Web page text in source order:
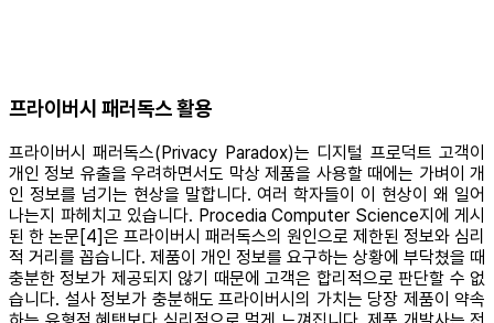
프라이버시 패러독스 활용
프라이버시 패러독스(Privacy Paradox)는 디지털 프로덕트 고객이
개인 정보 유출을 우려하면서도 막상 제품을 사용할 때에는 가벼이 개
인 정보를 넘기는 현상을 말합니다. 여러 학자들이 이 현상이 왜 일어
나는지 파헤치고 있습니다. Procedia Computer Science지에 게시
된 한 논문[4]은 프라이버시 패러독스의 원인으로 제한된 정보와 심리
적 거리를 꼽습니다. 제품이 개인 정보를 요구하는 상황에 부닥쳤을 때
충분한 정보가 제공되지 않기 때문에 고객은 합리적으로 판단할 수 없
습니다. 설사 정보가 충분해도 프라이버시의 가치는 당장 제품이 약속